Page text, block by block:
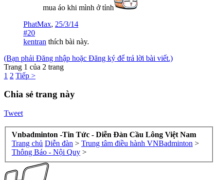
mua áo khi mình ở tỉnh
PhatMax, 25/3/14
#20
kentran thích bài này.
(Bạn phải Đăng nhập hoặc Đăng ký để trả lời bài viết.)
Trang 1 của 2 trang
1 2 Tiếp >
Chia sẻ trang này
Tweet
Vnbadminton -Tin Tức - Diễn Đàn Cầu Lông Việt Nam
Trang chủ Diễn đàn > Trung tâm điều hành VNBadminton >
Thông Báo - Nội Quy >